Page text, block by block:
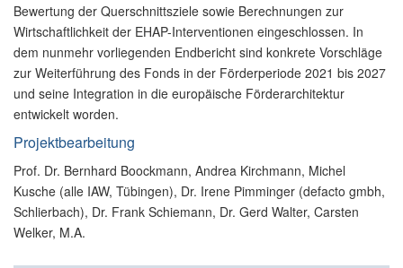
Bewertung der Querschnittsziele sowie Berechnungen zur
Wirtschaftlichkeit der EHAP-Interventionen eingeschlossen. In
dem nunmehr vorliegenden Endbericht sind konkrete Vorschläge
zur Weiterführung des Fonds in der Förderperiode 2021 bis 2027
und seine Integration in die europäische Förderarchitektur
entwickelt worden.
Projektbearbeitung
Prof. Dr. Bernhard Boockmann, Andrea Kirchmann, Michel
Kusche (alle IAW, Tübingen), Dr. Irene Pimminger (defacto gmbh,
Schlierbach), Dr. Frank Schiemann, Dr. Gerd Walter, Carsten
Welker, M.A.